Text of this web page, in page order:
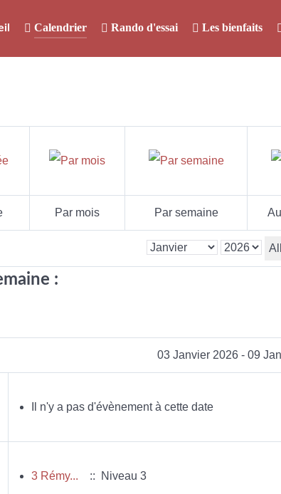
Calendrier Rando d'essai Les bienfaits
Par mois Par semaine
:
03 Janvier 2026 - 09
Il n'y a pas d'évènement à cette date
3 Rémy... :: Niveau 3